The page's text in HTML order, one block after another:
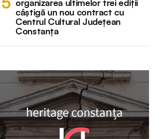
organizarea ultimelor trei ediții
câștigă un nou contract cu
Centrul Cultural Județean
Constanța